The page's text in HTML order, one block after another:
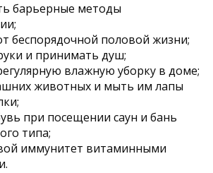
барьерные методы
беспорядочной половой жизни;
и принимать душ;
влажную уборку в доме;
животных и мыть им лапы
при посещении саун и бань
типа;
иммунитет витаминными